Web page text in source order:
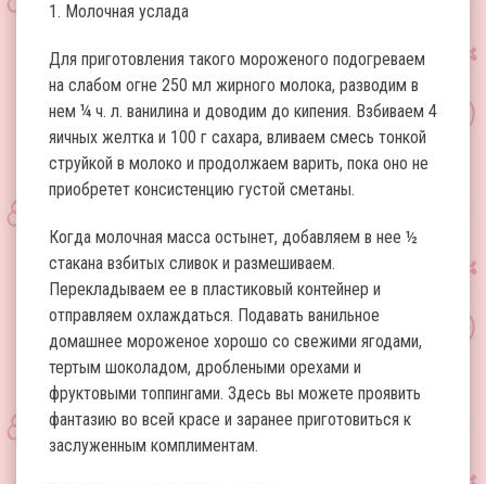
1. Молочная услада
Для приготовления такого мороженого подогреваем
на слабом огне 250 мл жирного молока, разводим в
нем ¼ ч. л. ванилина и доводим до кипения. Взбиваем 4
яичных желтка и 100 г сахара, вливаем смесь тонкой
струйкой в молоко и продолжаем варить, пока оно не
приобретет консистенцию густой сметаны.
Когда молочная масса остынет, добавляем в нее ½
стакана взбитых сливок и размешиваем.
Перекладываем ее в пластиковый контейнер и
отправляем охлаждаться. Подавать ванильное
домашнее мороженое хорошо со свежими ягодами,
тертым шоколадом, дроблеными орехами и
фруктовыми топпингами. Здесь вы можете проявить
фантазию во всей красе и заранее приготовиться к
заслуженным комплиментам.